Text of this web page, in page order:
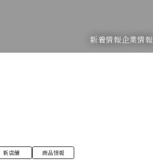
新着情報企業情報
新店舗 商品情報